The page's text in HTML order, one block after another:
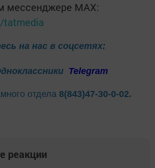
мессенджере MАХ:
tatmedia
на нас в соцсетях:
Telegram
отдела 8(843)47-30-0-02.
реакции